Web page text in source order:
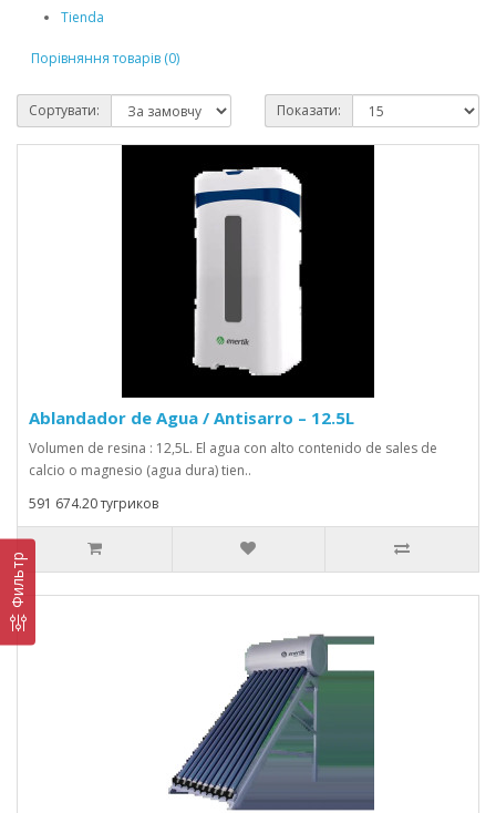
Фильтр
Tienda
Порівняння товарів (0)
Сортувати: Показати:
Ablandador de Agua / Antisarro – 12.5L
Volumen de resina : 12,5L. El agua con alto contenido de sales de
calcio o magnesio (agua dura) tien..
591 674.20 тугриков